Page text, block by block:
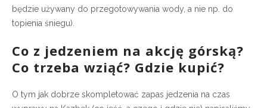
będzie używany do przegotowywania wody, a nie np. do
topienia śniegu).
Co z jedzeniem na akcję górską?
Co trzeba wziąć? Gdzie kupić?
O tym jak dobrze skompletować zapas jedzenia na czas